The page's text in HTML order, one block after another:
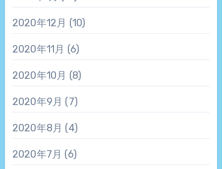
2020年12月 (10)
2020年11月 (6)
2020年10月 (8)
2020年9月 (7)
2020年8月 (4)
2020年7月 (6)